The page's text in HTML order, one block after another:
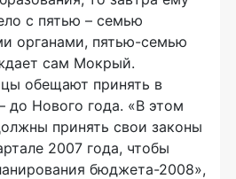
с пятью – семью
органами, пятью-семью
сам Мокрый.
обещают принять в
до Нового года. «В этом
принять свои законы
2007 года, чтобы
бюджета-2008»,